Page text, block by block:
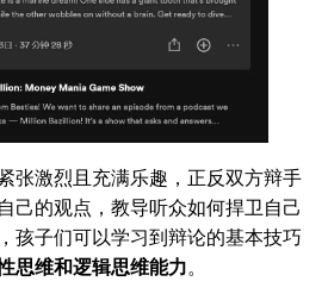
张激烈且充满乐趣，正反双方辩手
己的观点，教导听众如何捍卫自己
孩子们可以学习到辩论的基本技巧
思维和逻辑思维能力。